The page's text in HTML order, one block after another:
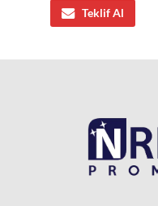
Teklif Al